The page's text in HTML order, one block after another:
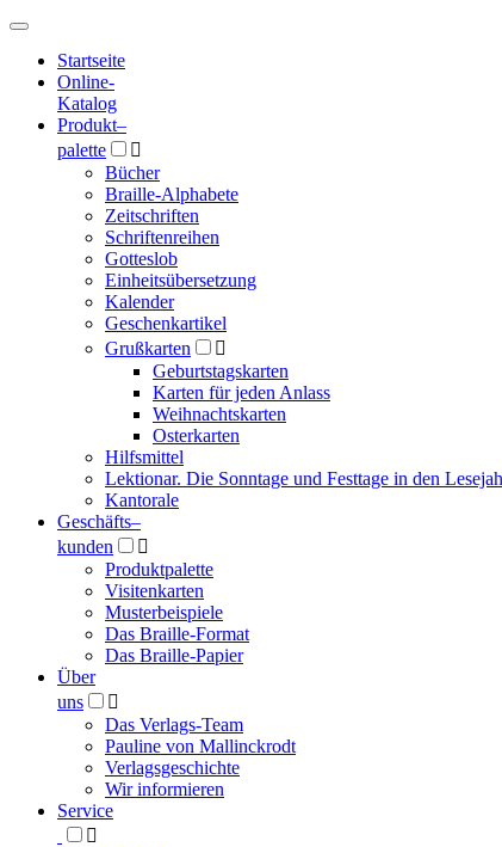
Hauptmenü
Hauptmenü
Startseite
Online-
Katalog
Produkt–
palette

Bücher
Braille-Alphabete
Zeitschriften
Schriftenreihen
Gotteslob
Einheitsübersetzung
Kalender
Geschenkartikel
Grußkarten

Geburtstagskarten
Karten für jeden Anlass
Weihnachtskarten
Osterkarten
Hilfsmittel
Lektionar. Die Sonntage und Festtage in den
Kantorale
Geschäfts­–
kunden

Produktpalette
Visitenkarten
Musterbeispiele
Das Braille-Format
Das Braille-Papier
Über
uns

Das Verlags-Team
Pauline von Mallinckrodt
Verlagsgeschichte
Wir informieren
Service
